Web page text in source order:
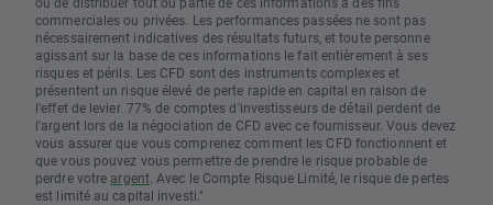
commerciales ou privées. Les performances passées ne sont pas
nécessairement indicatives des résultats futurs, et toute personne
agissant sur la base de ces informations le fait entièrement à ses
risques et périls. Les CFD sont des instruments complexes et
présentent un risque élevé de perte rapide en capital en raison de
l'effet de levier. 77% de comptes d'investisseurs de détail perdent de
l'argent lors de la négociation de CFD avec ce fournisseur. Vous devez
vous assurer que vous comprenez comment les CFD fonctionnent et
que vous pouvez vous permettre de prendre le risque probable de
perdre votre argent. Avec le Compte Risque Limité, le risque de pertes
est limité au capital investi."